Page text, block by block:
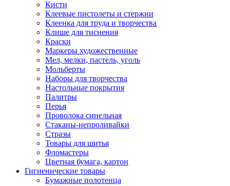
Кисти
Клеевые пистолеты и стержни
Клеенка для труда и творчества
Клише для тиснения
Краски
Маркеры художественные
Мел, мелки, пастель, уголь
Мольберты
Наборы для творчества
Настольные покрытия
Палитры
Перья
Проволока синельная
Стаканы-непроливайки
Стразы
Товары для шитья
Фломастеры
Цветная бумага, картон
Гигиенические товары
Бумажные полотенца